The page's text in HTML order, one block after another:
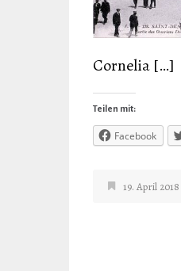
Cornelia […]
Teilen mit:
Facebook
19. April 2018